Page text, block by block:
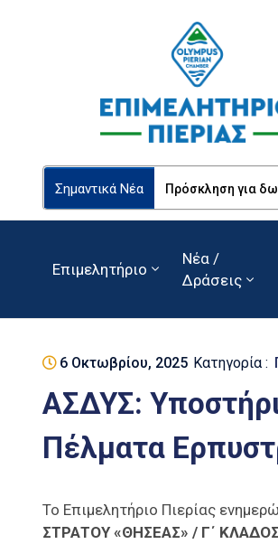
Σημαντικά Νέα Πρόσκληση για
Επιμελητήριο
Νέα /
Δράσεις
6 Οκτωβρίου, 2025 Κατηγορία :
ΑΣΔΥΣ:
Πέλματα
Το Επιμελητήριο Πιερίας
ΣΤΡΑΤΟΥ «ΘΗΣΕΑΣ» / Γ΄